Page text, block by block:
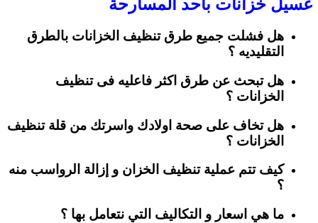
غسيل خزانات بأحد المسارحة
هل فشلت جميع طرق تنظيف الخزانات بالطرق
التقليديه ؟
هل تبحث عن طرق اكثر فاعليه فى تنظيف
الخزانات ؟
هل تخاف على صحة اولادك واسرتك من قلة تنظيف
الخزانات ؟
كيف تتم عملية تنظيف الخزان و إزالة الرواسب منه
؟
ما هي اسعار و التكاليف التي نتعامل بها ؟